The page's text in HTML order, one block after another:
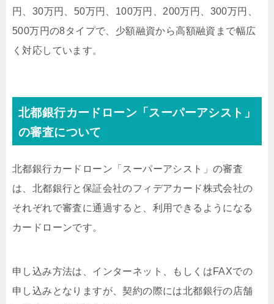
円、30万円、50万円、100万円、200万円、300万円、
500万円の8タイプで、少額融資から高額融資まで幅広
く対応しています。
北都銀行カードローン「スーパーアシスト」
の審査について
北都銀行カードローン「スーパーアシスト」の審査
は、北都銀行と保証会社のフィデアカード株式会社の
それぞれで審査に通過すると、利用できるようになる
カードローンです。
申し込み方法は、インターネット、もしくはFAXでの
申し込みとなりますが、契約の際には北都銀行の店舗